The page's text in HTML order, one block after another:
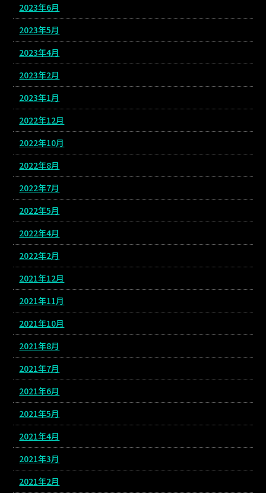
2023年6月
2023年5月
2023年4月
2023年2月
2023年1月
2022年12月
2022年10月
2022年8月
2022年7月
2022年5月
2022年4月
2022年2月
2021年12月
2021年11月
2021年10月
2021年8月
2021年7月
2021年6月
2021年5月
2021年4月
2021年3月
2021年2月